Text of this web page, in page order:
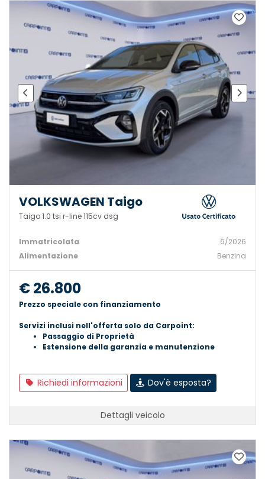
VOLKSWAGEN Taigo
Taigo 1.0 tsi r-line 115cv dsg
Immatricolata
6/2026
Alimentazione
Benzina
€ 26.800
Prezzo speciale con finanziamento
Servizi inclusi nell'offerta solo da Carpoint:
Passaggio di Proprietà
Estensione della garanzia e manutenzione
Richiedi informazioni Dov'è esposta?
Dettagli veicolo